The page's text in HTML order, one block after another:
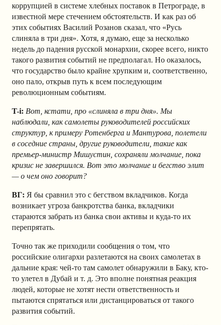
коррупцией в системе хлебных поставок в Петрограде, в
известной мере стечением обстоятельств. И как раз об
этих событиях Василий Розанов сказал, что «Русь
слиняла в три дня». Хотя, я думаю, еще за несколько
недель до падения русской монархии, скорее всего, никто
такого развития событий не предполагал. Но оказалось,
что государство было крайне хрупким и, соответственно,
оно пало, открыв путь к всем последующим
революционным событиям.
T-i: Вот, кстати, про «слиняла в три дня». Мы
наблюдали, как самолеты руководителей российских
структур, к примеру Ротенберга и Мантурова, полетели
в соседние страны, другие руководители, такие как
премьер-министр Мишустин, сохраняли молчание, пока
кризис не завершился. Вот это молчание и бегство элит
— о чем оно говорит?
ВГ: Я бы сравнил это с бегством вкладчиков. Когда
возникает угроза банкротства банка, вкладчики
стараются забрать из банка свои активы и куда-то их
перепрятать.
Точно так же приходили сообщения о том, что
российские олигархи разлетаются на своих самолетах в
дальние края: чей-то там самолет обнаружили в Баку, кто-
то улетел в Дубай и т. д. Это вполне понятная реакция
людей, которые не хотят нести ответственность и
пытаются спрятаться или дистанцироваться от такого
развития событий.